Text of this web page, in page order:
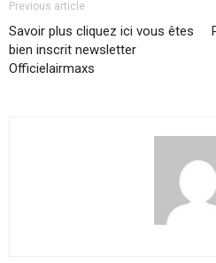
Previous article
Savoir plus cliquez ici vous êtes
bien inscrit newsletter
Officielairmaxs